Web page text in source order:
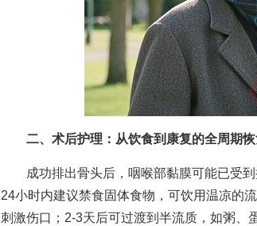
二、术后护理：从饮食到康复的全周期
成功排出骨头后，咽喉部黏膜可能已受到
24小时内建议禁食固体食物，可饮用温凉的
刺激伤口；2-3天后可过渡到半流质，如粥、